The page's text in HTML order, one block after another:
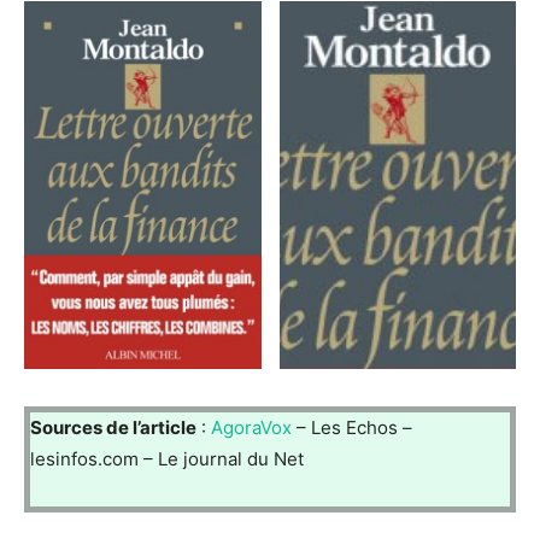
Sources de l’article : AgoraVox – Les Echos –
lesinfos.com – Le journal du Net